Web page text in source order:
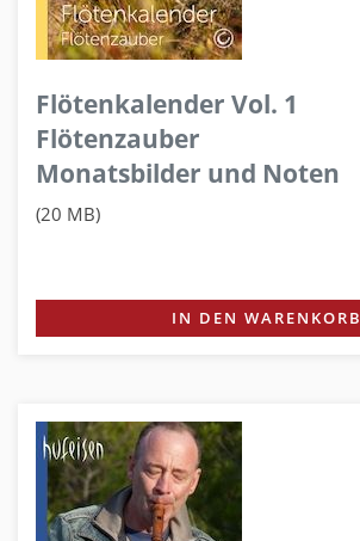
Flötenkalender Vol. 1
Flötenzauber
Monatsbilder und Noten
(20 MB)
IN DEN WARENKORB